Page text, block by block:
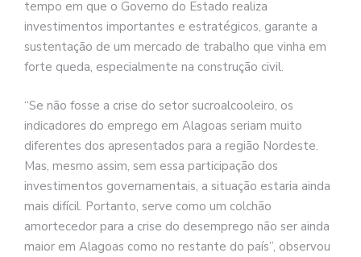
tempo em que o Governo do Estado realiza
investimentos importantes e estratégicos, garante a
sustentação de um mercado de trabalho que vinha em
forte queda, especialmente na construção civil.
“Se não fosse a crise do setor sucroalcooleiro, os
indicadores do emprego em Alagoas seriam muito
diferentes dos apresentados para a região Nordeste.
Mas, mesmo assim, sem essa participação dos
investimentos governamentais, a situação estaria ainda
mais difícil. Portanto, serve como um colchão
amortecedor para a crise do desemprego não ser ainda
maior em Alagoas como no restante do país”, observou